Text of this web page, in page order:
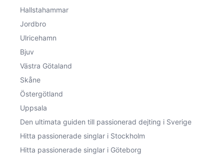
Hallstahammar
Jordbro
Ulricehamn
Bjuv
Västra Götaland
Skåne
Östergötland
Uppsala
Den ultimata guiden till passionerad dejting i Sverige
Hitta passionerade singlar i Stockholm
Hitta passionerade singlar i Göteborg